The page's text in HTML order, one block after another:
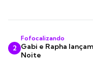
2
Fofocalizando
Gabi e Rapha
Noite